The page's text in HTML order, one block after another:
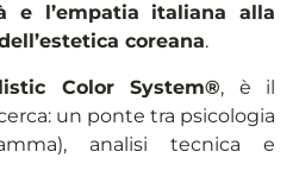
e l’empatia italianaalla
coreana.
Color System®, è il
un ponte tra psicologia
analisi tecnica e